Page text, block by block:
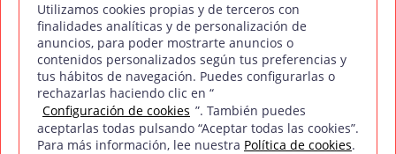
El montaje juega un papel fundamental para
reconstruir los hechos y plantear las diferentes
teorías sobre lo sucedido. Destaca el uso de
flashbacks, imágenes de archivo reales y
recreaciones que buscan esclarecer lo ocurrido
aquel fatídico día.
Utilizamos cookies propias y de terceros con
finalidades analíticas y de personalización de
anuncios, para poder mostrarte anuncios o
contenidos personalizados según tus preferencias y
tus hábitos de navegación. Puedes configurarlas o
rechazarlas haciendo clic en “
Configuración de cookies ”. También puedes
aceptarlas todas pulsando “Aceptar todas las cookies”.
Para más información, lee nuestra Política de cookies.